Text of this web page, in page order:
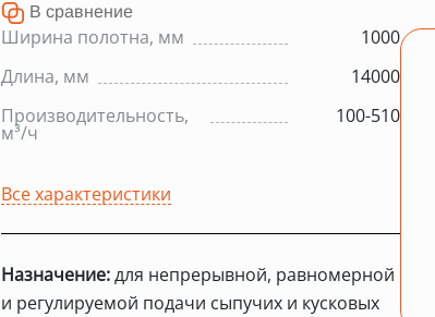
В сравнение
Ширина полотна, мм
1000
Длина, мм
14000
Производительность,
м³/ч
100-510
Все характеристики
Назначение:для непрерывной, равномерной
и регулируемой подачи сыпучих и кусковых